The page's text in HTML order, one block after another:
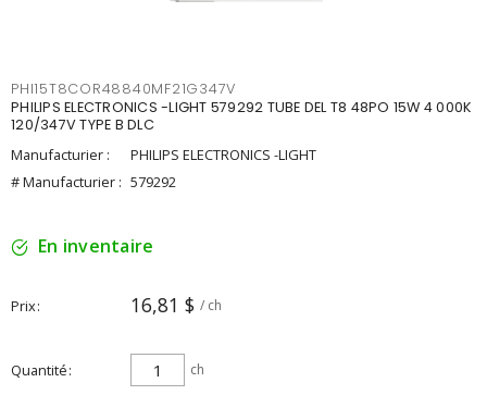
PHI15T8COR48840MF21G347V
PHILIPS ELECTRONICS -LIGHT 579292 TUBE DEL T8 48PO 15W 4 000K
120/347V TYPE B DLC
Manufacturier :
PHILIPS ELECTRONICS -LIGHT
# Manufacturier : 579292
En inventaire
Prix 16,81 $ / ch
Quantité ch